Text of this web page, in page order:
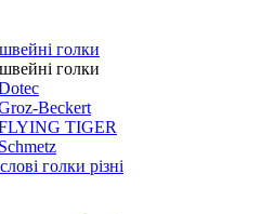
голки
голки
Beckert
TIGER
голки різні